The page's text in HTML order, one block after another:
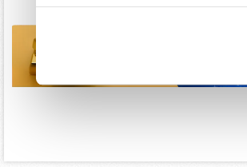
içerikleri sunabilmek adına
Her halükârda, kullanıcılar, bu
reklam/pazarlama faaliyetlerinin